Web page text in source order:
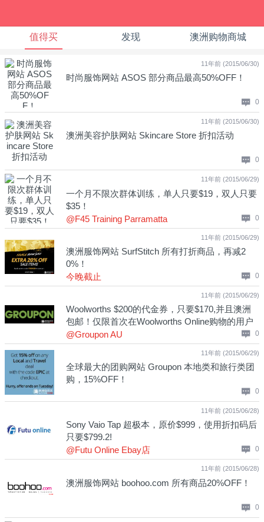
值得买 发现 澳洲购物商城
11年前 (2015/06/30)
时尚服饰网站 ASOS 部分商品最高50%OFF！
0
11年前 (2015/06/30)
澳洲美容护肤网站 Skincare Store 折扣活动
0
11年前 (2015/06/29)
一个月不限次群体训练，单人只要$19，双人只要
$35！
@F45 Training Parramatta
0
11年前 (2015/06/29)
澳洲服饰网站 SurfStitch 所有打折商品，再减2
0%！
今晚截止
0
11年前 (2015/06/29)
Woolworths $200的代金券，只要$170,并且澳洲
包邮！仅限首次在Woolworths Online购物的用户
使用！
@Groupon AU 0
11年前 (2015/06/29)
全球最大的团购网站 Groupon 本地类和旅行类团
购，15%OFF！
0
11年前 (2015/06/28)
Sony Vaio Tap 超极本，原价$999，使用折扣码后
只要$799.2!
@Futu Online Ebay店
0
11年前 (2015/06/28)
澳洲服饰网站 boohoo.com 所有商品20%OFF！
0